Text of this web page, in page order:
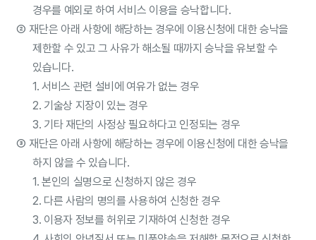
경우를 예외로 하여 서비스 이용을 승낙합니다.
② 재단은 아래 사항에 해당하는 경우에 이용신청에 대한 승낙을
제한할 수 있고 그 사유가 해소될 때까지 승낙을 유보할 수
있습니다.
1. 서비스 관련 설비에 여유가 없는 경우
2. 기술상 지장이 있는 경우
3. 기타 재단의 사정상 필요하다고 인정되는 경우
③ 재단은 아래 사항에 해당하는 경우에 이용신청에 대한 승낙을
하지 않을 수 있습니다.
1. 본인의 실명으로 신청하지 않은 경우
2. 다른 사람의 명의를 사용하여 신청한 경우
3. 이용자 정보를 허위로 기재하여 신청한 경우